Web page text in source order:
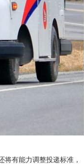
有能力调整投递标准，